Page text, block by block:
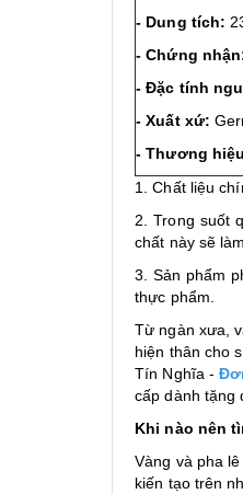
- Dung tích:
- Chứng
- Đặc tính
- Xuất xứ:
- Thương
1. Chất liệu
2. Trong suốt
chất này sẽ
3. Sản phẩm
thực phẩm.
Từ ngàn xưa,
hiện thân cho
Tín Nghĩa -
cấp dành tặng
Khi nào nên
Vàng và pha
kiến tạo trên